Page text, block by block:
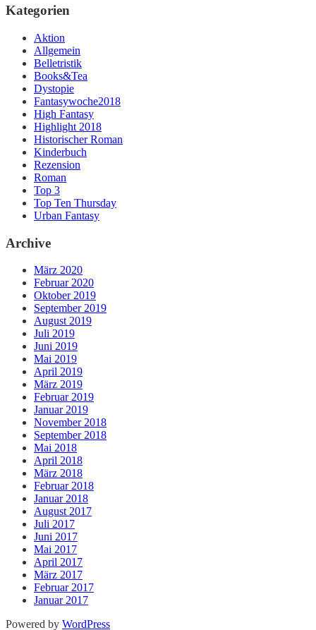
Kategorien
Aktion
Allgemein
Belletristik
Books&Tea
Dystopie
Fantasywoche2018
High Fantasy
Highlight 2018
Historischer Roman
Kinderbuch
Rezension
Roman
Top 3
Top Ten Thursday
Urban Fantasy
Archive
März 2020
Februar 2020
Oktober 2019
September 2019
August 2019
Juli 2019
Juni 2019
Mai 2019
April 2019
März 2019
Februar 2019
Januar 2019
November 2018
September 2018
Mai 2018
April 2018
März 2018
Februar 2018
Januar 2018
August 2017
Juli 2017
Juni 2017
Mai 2017
April 2017
März 2017
Februar 2017
Januar 2017
Powered by WordPress